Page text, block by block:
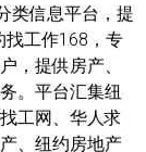
类信息平台，提
找工作168，专
，提供房产、
。平台汇集纽
工网、华人求
、纽约房地产